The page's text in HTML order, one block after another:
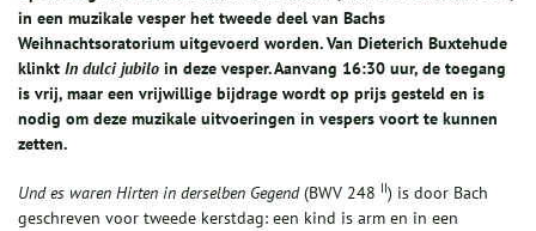
in een muzikale vesper het tweede deel van Bachs
Weihnachtsoratorium uitgevoerd worden. Van Dieterich Buxtehude
klinkt In dulci jubilo in deze vesper. Aanvang 16:30 uur, de toegang
is vrij, maar een vrijwillige bijdrage wordt op prijs gesteld en is
nodig om deze muzikale uitvoeringen in vespers voort te kunnen
zetten.
Und es waren Hirten in derselben Gegend(BWV 248 II) is door Bach
geschreven voor tweede kerstdag: een kind is arm en in een